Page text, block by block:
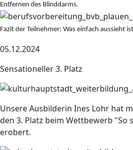
Entfernen des Blinddarms.
Fazit der Teilnehmer: Was einfach aussieht
05.12.2024
Sensationeller 3. Platz
Unsere Ausbilderin Ines Lohr hat
den 3. Platz beim Wettbewerb
erobert.